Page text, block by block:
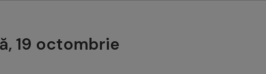
19 octombrie